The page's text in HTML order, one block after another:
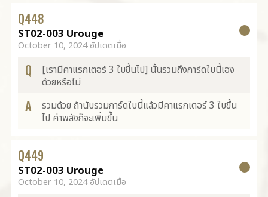
Q448
ST02-003 Urouge
October 10, 2024 อัปเดตเมื่อ
Q
[เรามีคาแรกเตอร์ 3 ใบขึ้นไป] นั้นรวมถึงการ์ดใบนี้เอง
ด้วยหรือไม่
A
รวมด้วย ถ้านับรวมการ์ดใบนี้แล้วมีคาแรกเตอร์ 3 ใบขึ้น
ไป ค่าพลังก็จะเพิ่มขึ้น
Q449
ST02-003 Urouge
October 10, 2024 อัปเดตเมื่อ